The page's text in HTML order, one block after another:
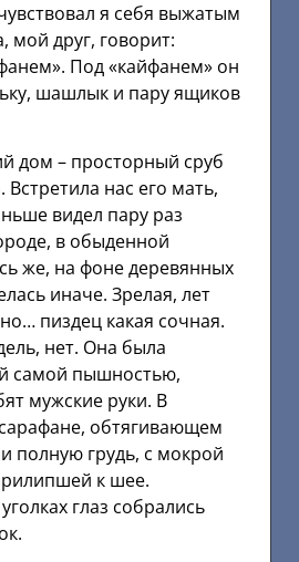
я себя выжатым
друг, говорит:
Под «кайфанем» он
шашлык и пару ящиков
дом – просторный сруб
Встретила нас его мать,
видел пару раз
в обыденной
же, на фоне деревянных
иначе. Зрелая, лет
пиздец какая сочная.
нет. Она была
самой пышностью,
мужские руки. В
обтягивающем
полную грудь, с мокрой
к шее.
глаз собрались